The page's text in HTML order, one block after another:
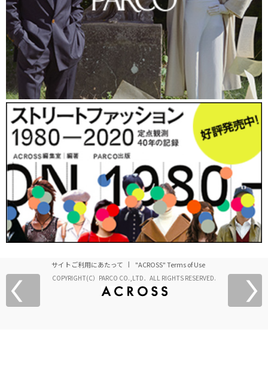
サイトご利用にあたって "ACROSS" Terms of Use
COPYRIGHT(C）PARCO CO.,LTD．ALL RIGHTS RESERVED.